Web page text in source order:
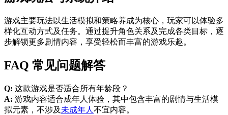
游戏主要玩法以生活模拟和策略养成为核心，玩家可以体验多
样化互动方式及任务。通过提升角色关系及完成各类目标，逐
步解锁更多剧情内容，享受轻松而丰富的游戏乐趣。
FAQ 常见问题解答
Q: 这款游戏是否适合所有年龄段？
A: 游戏内容适合成年人体验，其中包含丰富的剧情与生活模
拟元素，不涉及 未成年人 不宜内容。